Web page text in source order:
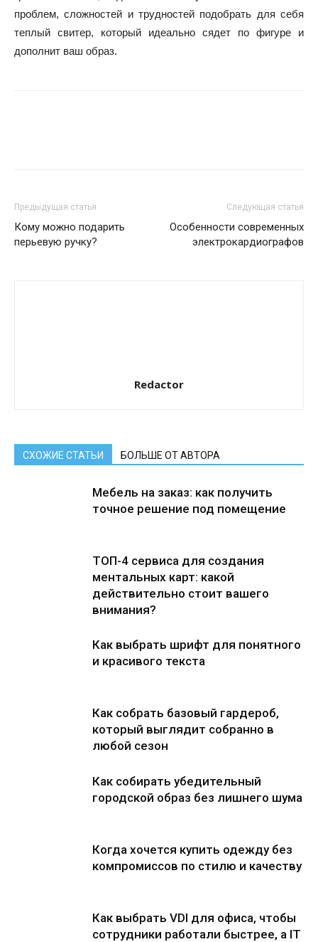
проблем, сложностей и трудностей подобрать для себя
теплый свитер, который идеально сядет по фигуре и
дополнит ваш образ.
Предыдущая статья
Кому можно подарить
перьевую ручку?
Следующая статья
Особенности современных
электрокардиографов
Redactor
СХОЖИЕ СТАТЬИ БОЛЬШЕ ОТ АВТОРА
Мебель на заказ: как получить
точное решение под помещение
ТОП-4 сервиса для создания
ментальных карт: какой
действительно стоит вашего
внимания?
Как выбрать шрифт для понятного
и красивого текста
Как собрать базовый гардероб,
который выглядит собранно в
любой сезон
Как собирать убедительный
городской образ без лишнего шума
Когда хочется купить одежду без
компромиссов по стилю и качеству
Как выбрать VDI для офиса, чтобы
сотрудники работали быстрее, а IT